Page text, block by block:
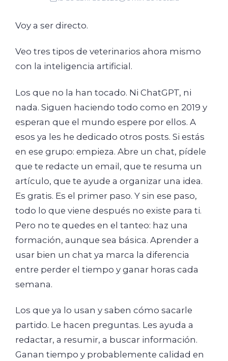
Voy a ser directo.
Veo tres tipos de veterinarios ahora mismo
con la inteligencia artificial.
Los que no la han tocado. Ni ChatGPT, ni
nada. Siguen haciendo todo como en 2019 y
esperan que el mundo espere por ellos. A
esos ya les he dedicado otros posts. Si estás
en ese grupo: empieza. Abre un chat, pídele
que te redacte un email, que te resuma un
artículo, que te ayude a organizar una idea.
Es gratis. Es el primer paso. Y sin ese paso,
todo lo que viene después no existe para ti.
Pero no te quedes en el tanteo: haz una
formación, aunque sea básica. Aprender a
usar bien un chat ya marca la diferencia
entre perder el tiempo y ganar horas cada
semana.
Los que ya lo usan y saben cómo sacarle
partido. Le hacen preguntas. Les ayuda a
redactar, a resumir, a buscar información.
Ganan tiempo y probablemente calidad en